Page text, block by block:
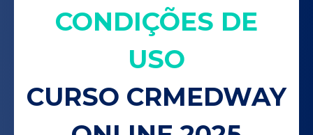
CONDIÇÕES DE
USO
CURSO CRMEDWAY